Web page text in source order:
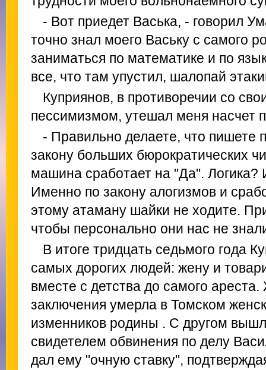
- Вот приедет Васька, - говорил
точно знал моего Ваську с самого
заниматься по математике и по
все, что там упустил, шалопай
Куприянов, в противоречии со
пессимизмом, утешал меня насчет
- Правильно делаете, что пишете
закону больших бюрократических
машина сработает на "Да". Логика?
Именно по закону алогизмов и
этому атаману шайки не ходите.
чтобы персонально они нас не
В итоге тридцать седьмого года
самых дорогих людей: жену и
вместе с детства до самого
заключения умерла в Томском
изменников родины . С другом
свидетелем обвинения по делу
дал ему "очную ставку",